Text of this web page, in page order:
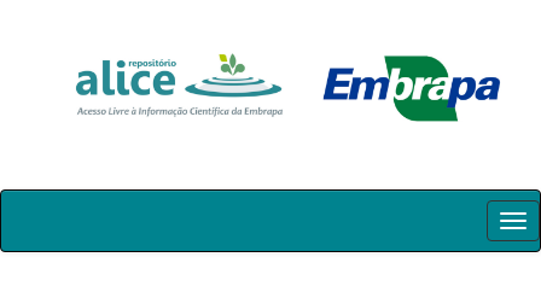
Skip